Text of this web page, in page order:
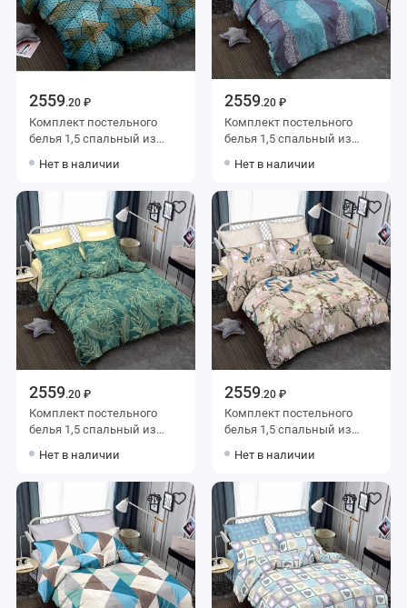
2559.20 ₽
Комплект постельного
белья 1,5 спальный из
70х70 2 шт Геометрия
Нет в наличии
2559.20 ₽
Комплект постельного
белья 1,5 спальный из
70х70 2 шт Деревья Amore
Нет в наличии
2559.20 ₽
Комплект постельного
белья 1,5 спальный из
70х70 2 шт Листья Amore
Mio
Нет в наличии
2559.20 ₽
Комплект постельного
белья 1,5 спальный из
70х70 2 шт Птицы Amore
Mio
Нет в наличии